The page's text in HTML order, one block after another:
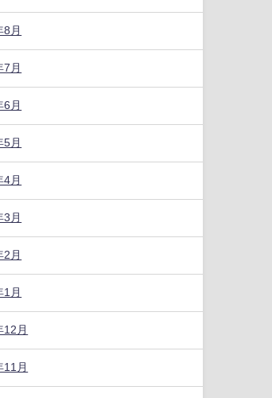
8月
7月
6月
5月
4月
3月
2月
1月
12月
11月